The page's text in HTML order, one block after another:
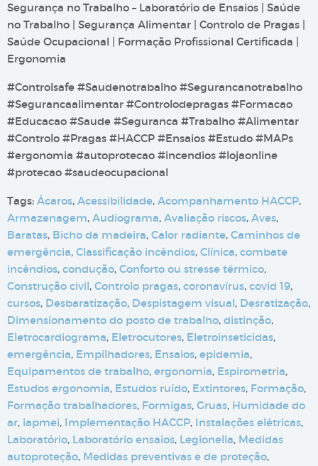
Segurança no Trabalho – Laboratório de Ensaios | Saúde
no Trabalho | Segurança Alimentar | Controlo de Pragas |
Saúde Ocupacional | Formação Profissional Certificada |
Ergonomia
#Controlsafe #Saudenotrabalho #Segurancanotrabalho
#Segurancaalimentar #Controlodepragas #Formacao
#Educacao #Saude #Seguranca #Trabalho #Alimentar
#Controlo #Pragas #HACCP #Ensaios #Estudo #MAPs
#ergonomia #autoprotecao #incendios #lojaonline
#protecao #saudeocupacional
Tags: Ácaros, Acessibilidade, Acompanhamento HACCP,
Armazenagem, Audiograma, Avaliação riscos, Aves,
Baratas, Bicho da madeira, Calor radiante, Caminhos de
emergência, Classificação incêndios, Clínica, combate
incêndios, condução, Conforto ou stresse térmico,
Construção civil, Controlo pragas, coronavírus, covid 19,
cursos, Desbaratização, Despistagem visual, Desratização,
Dimensionamento do posto de trabalho, distinção,
Eletrocardiograma, Eletrocutores, Eletroinseticidas,
emergência, Empilhadores, Ensaios, epidemia,
Equipamentos de trabalho, ergonomia, Espirometria,
Estudos ergonomia, Estudos ruído, Extintores, Formação,
Formação trabalhadores, Formigas, Gruas, Humidade do
ar, iapmei, Implementação HACCP, Instalações elétricas,
Laboratório, Laboratório ensaios, Legionella, Medidas
autoproteção, Medidas preventivas e de proteção,